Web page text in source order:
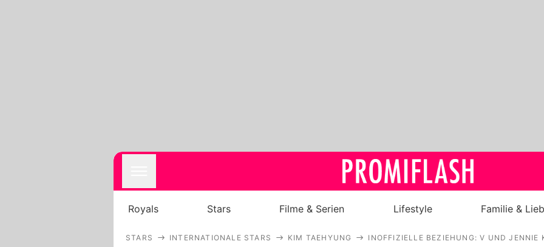
Royals
Royals Stars Filme & Serien Lifestyle Familie &
STARS INTERNATIONALE STARS KIM TAEHYUNG INOFFIZIELLE BEZIEHUNG: V UND JENNIE